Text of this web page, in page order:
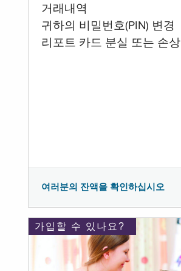
거래내역
귀하의 비밀번호(PIN) 변경
리포트 카드 분실 또는 손상
여러분의 잔액을 확인하십시오
가입할 수 있나요?